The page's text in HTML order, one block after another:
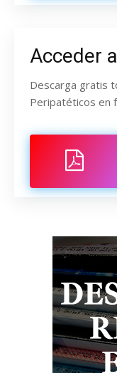
Acceder
Descarga gratis
Peripatéticos en